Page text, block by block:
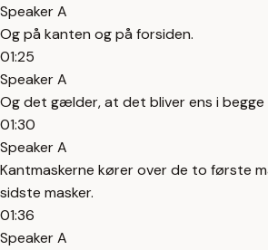
Speaker A
Og på kanten og på forsiden.
01:25
Speaker A
Og det gælder, at det bliver ens i begge
01:30
Speaker A
Kantmaskerne kører over de to første
sidste masker.
01:36
Speaker A